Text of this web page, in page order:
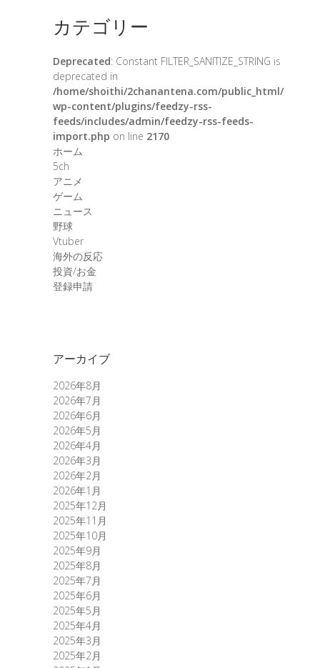
カテゴリー
Deprecated: Constant FILTER_SANITIZE_STRING is
deprecated in
/home/shoithi/2chanantena.com/public_html/
wp-content/plugins/feedzy-rss-
feeds/includes/admin/feedzy-rss-feeds-
import.php on line 2170
ホーム
5ch
アニメ
ゲーム
ニュース
野球
Vtuber
海外の反応
投資/お金
登録申請
アーカイブ
2026年8月
2026年7月
2026年6月
2026年5月
2026年4月
2026年3月
2026年2月
2026年1月
2025年12月
2025年11月
2025年10月
2025年9月
2025年8月
2025年7月
2025年6月
2025年5月
2025年4月
2025年3月
2025年2月